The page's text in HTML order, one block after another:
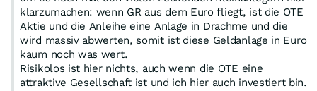
klarzumachen: wenn GR aus dem Euro fliegt, ist die OTE
Aktie und die Anleihe eine Anlage in Drachme und die
wird massiv abwerten, somit ist diese Geldanlage in Euro
kaum noch was wert.
Risikolos ist hier nichts, auch wenn die OTE eine
attraktive Gesellschaft ist und ich hier auch investiert bin.